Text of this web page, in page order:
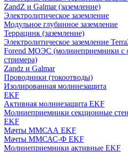
ZandZ и Galmar (заземление)
Электролитическое заземление
Модульное глубинное заземление
Террацинк (заземление)
Электролитическое заземление
Forend МОЭС (молниеприемники с
стримера)
Zandz и Galmar
Проводники (токоотводы)
Изолированная молниезащита
EKF
Активная молниезащита EKF
Молниеприемники секционные
EKF
Мачты ММСАА EKF
Мачты ММСАС-Ф EKF
Молниеприемники активные EKF